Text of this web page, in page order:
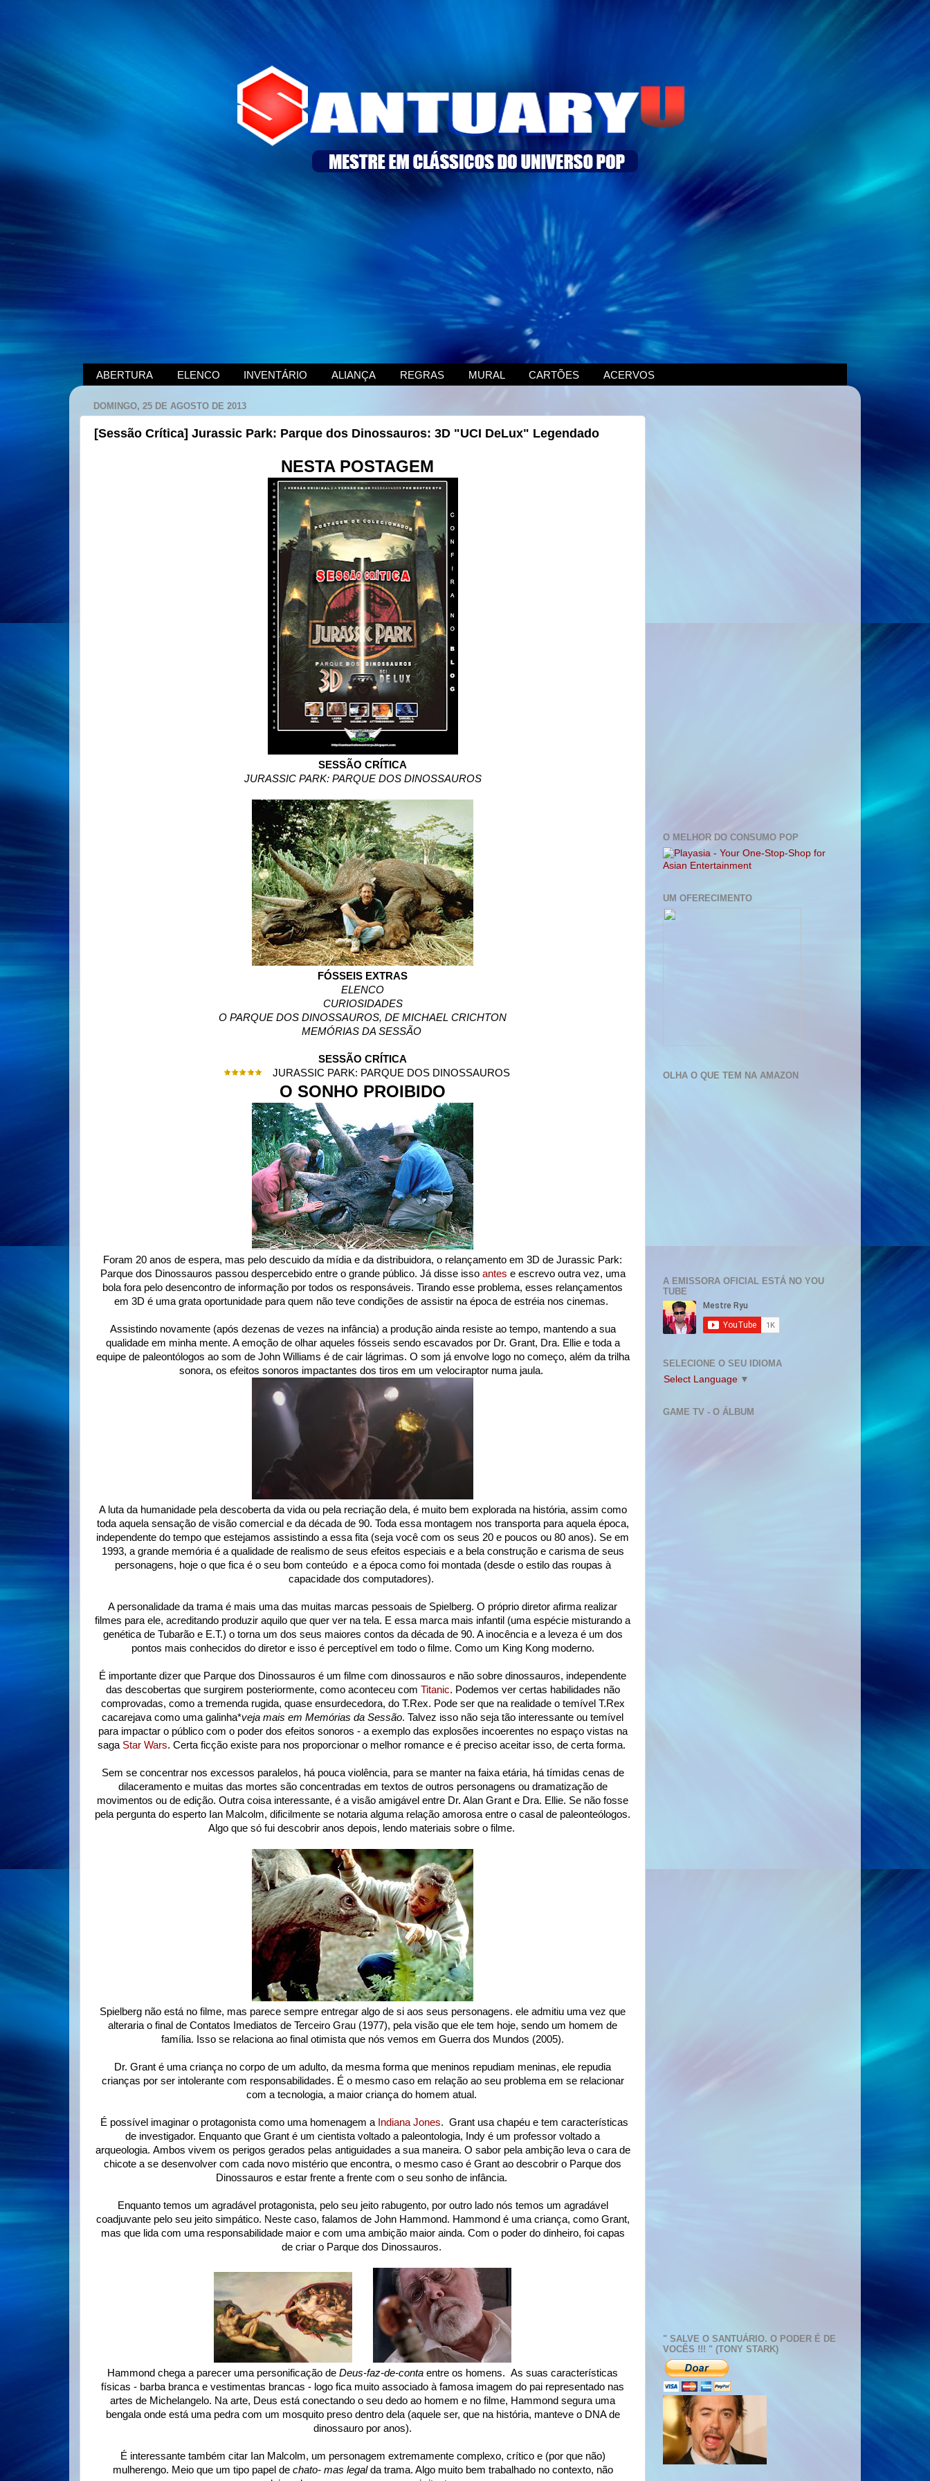
ABERTURA ELENCO INVENTÁRIO ALIANÇA REGRAS MURAL CARTÕES ACERVOS
DOMINGO, 25 DE AGOSTO DE 2013
[Sessão Crítica] Jurassic Park: Parque dos Dinossauros: 3D "UCI DeLux" Legendado
NESTA POSTAGEM
SESSÃO CRÍTICA
JURASSIC PARK: PARQUE DOS DINOSSAUROS
FÓSSEIS EXTRAS
ELENCO
CURIOSIDADES
O PARQUE DOS DINOSSAUROS, DE MICHAEL CRICHTON
MEMÓRIAS DA SESSÃO
SESSÃO CRÍTICA
JURASSIC PARK: PARQUE DOS DINOSSAUROS
O SONHO PROIBIDO
Foram 20 anos de espera, mas pelo descuido da mídia e da distribuidora, o relançamento em 3D de Jurassic Park:
Parque dos Dinossauros passou despercebido entre o grande público. Já disse isso antes e escrevo outra vez, uma
bola fora pelo desencontro de informação por todos os responsáveis. Tirando esse problema, esses relançamentos
em 3D é uma grata oportunidade para quem não teve condições de assistir na época de estréia nos cinemas.
Assistindo novamente (após dezenas de vezes na infância) a produção ainda resiste ao tempo, mantendo a sua
qualidade em minha mente. A emoção de olhar aqueles fósseis sendo escavados por Dr. Grant, Dra. Ellie e toda a
equipe de paleontólogos ao som de John Williams é de cair lágrimas. O som já envolve logo no começo, além da trilha
sonora, os efeitos sonoros impactantes dos tiros em um velociraptor numa jaula.
A luta da humanidade pela descoberta da vida ou pela recriação dela, é muito bem explorada na história, assim como
toda aquela sensação de visão comercial e da década de 90. Toda essa montagem nos transporta para aquela época,
independente do tempo que estejamos assistindo a essa fita (seja você com os seus 20 e poucos ou 80 anos). Se em
1993, a grande memória é a qualidade de realismo de seus efeitos especiais e a bela construção e carisma de seus
personagens, hoje o que fica é o seu bom conteúdo e a época como foi montada (desde o estilo das roupas à
capacidade dos computadores).
A personalidade da trama é mais uma das muitas marcas pessoais de Spielberg. O próprio diretor afirma realizar
filmes para ele, acreditando produzir aquilo que quer ver na tela. E essa marca mais infantil (uma espécie misturando a
genética de Tubarão e E.T.) o torna um dos seus maiores contos da década de 90. A inocência e a leveza é um dos
pontos mais conhecidos do diretor e isso é perceptível em todo o filme. Como um King Kong moderno.
É importante dizer que Parque dos Dinossauros é um filme com dinossauros e não sobre dinossauros, independente
das descobertas que surgirem posteriormente, como aconteceu com Titanic. Podemos ver certas habilidades não
comprovadas, como a tremenda rugida, quase ensurdecedora, do T.Rex. Pode ser que na realidade o temível T.Rex
cacarejava como uma galinha*veja mais em Memórias da Sessão. Talvez isso não seja tão interessante ou temível
para impactar o público com o poder dos efeitos sonoros - a exemplo das explosões incoerentes no espaço vistas na
saga Star Wars. Certa ficção existe para nos proporcionar o melhor romance e é preciso aceitar isso, de certa forma.
Sem se concentrar nos excessos paralelos, há pouca violência, para se manter na faixa etária, há tímidas cenas de
dilaceramento e muitas das mortes são concentradas em textos de outros personagens ou dramatização de
movimentos ou de edição. Outra coisa interessante, é a visão amigável entre Dr. Alan Grant e Dra. Ellie. Se não fosse
pela pergunta do esperto Ian Malcolm, dificilmente se notaria alguma relação amorosa entre o casal de paleonteólogos.
Algo que só fui descobrir anos depois, lendo materiais sobre o filme.
Spielberg não está no filme, mas parece sempre entregar algo de si aos seus personagens. ele admitiu uma vez que
alteraria o final de Contatos Imediatos de Terceiro Grau (1977), pela visão que ele tem hoje, sendo um homem de
família. Isso se relaciona ao final otimista que nós vemos em Guerra dos Mundos (2005).
Dr. Grant é uma criança no corpo de um adulto, da mesma forma que meninos repudiam meninas, ele repudia
crianças por ser intolerante com responsabilidades. É o mesmo caso em relação ao seu problema em se relacionar
com a tecnologia, a maior criança do homem atual.
É possível imaginar o protagonista como uma homenagem a Indiana Jones. Grant usa chapéu e tem características
de investigador. Enquanto que Grant é um cientista voltado a paleontologia, Indy é um professor voltado a
arqueologia. Ambos vivem os perigos gerados pelas antiguidades a sua maneira. O sabor pela ambição leva o cara de
chicote a se desenvolver com cada novo mistério que encontra, o mesmo caso é Grant ao descobrir o Parque dos
Dinossauros e estar frente a frente com o seu sonho de infância.
Enquanto temos um agradável protagonista, pelo seu jeito rabugento, por outro lado nós temos um agradável
coadjuvante pelo seu jeito simpático. Neste caso, falamos de John Hammond. Hammond é uma criança, como Grant,
mas que lida com uma responsabilidade maior e com uma ambição maior ainda. Com o poder do dinheiro, foi capas
de criar o Parque dos Dinossauros.
Hammond chega a parecer uma personificação de Deus-faz-de-conta entre os homens. As suas características
físicas - barba branca e vestimentas brancas - logo fica muito associado à famosa imagem do pai representado nas
artes de Michelangelo. Na arte, Deus está conectando o seu dedo ao homem e no filme, Hammond segura uma
bengala onde está uma pedra com um mosquito preso dentro dela (aquele ser, que na história, manteve o DNA de
dinossauro por anos).
É interessante também citar Ian Malcolm, um personagem extremamente complexo, crítico e (por que não)
mulherengo. Meio que um tipo papel de chato- mas legalda trama. Algo muito bem trabalhado no contexto, não
O MELHOR DO CONSUMO POP
UM OFERECIMENTO
OLHA O QUE TEM NA AMAZON
A EMISSORA OFICIAL ESTÁ NO YOU
TUBE
SELECIONE O SEU IDIOMA
Select Language ▼
GAME TV - O ÁLBUM
" SALVE O SANTUÁRIO. O PODER É DE
VOCÊS !!! " (TONY STARK)